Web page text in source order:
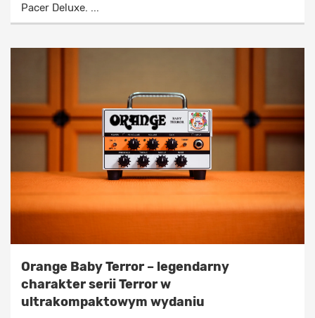
Pacer Deluxe. ...
Orange Baby Terror – legendarny
charakter serii Terror w
ultrakompaktowym wydaniu